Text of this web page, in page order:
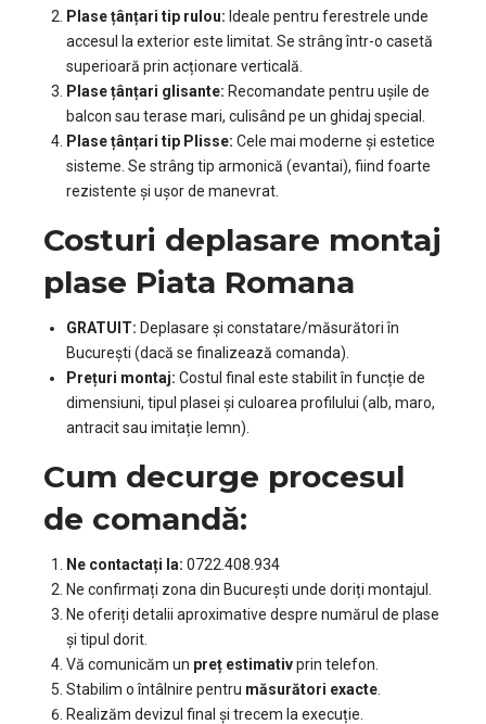
Plase țânțari tip rulou: Ideale pentru ferestrele unde
accesul la exterior este limitat. Se strâng într-o casetă
superioară prin acționare verticală.
Plase țânțari glisante: Recomandate pentru ușile de
balcon sau terase mari, culisând pe un ghidaj special.
Plase țânțari tip Plisse: Cele mai moderne și estetice
sisteme. Se strâng tip armonică (evantai), fiind foarte
rezistente și ușor de manevrat.
Costuri deplasare montaj
plase Piata Romana
GRATUIT: Deplasare și constatare/măsurători în
București (dacă se finalizează comanda).
Prețuri montaj: Costul final este stabilit în funcție de
dimensiuni, tipul plasei și culoarea profilului (alb, maro,
antracit sau imitație lemn).
Cum decurge procesul
de comandă:
Ne contactați la: 0722.408.934
Ne confirmați zona din București unde doriți montajul.
Ne oferiți detalii aproximative despre numărul de plase
și tipul dorit.
Vă comunicăm un preț estimativprin telefon.
Stabilim o întâlnire pentru măsurători exacte.
Realizăm devizul final și trecem la execuție.